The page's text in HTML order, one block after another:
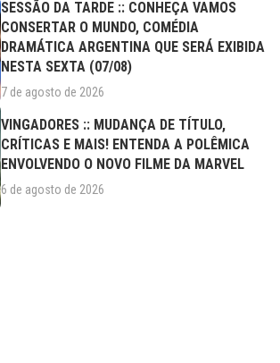
SESSÃO DA TARDE :: CONHEÇA VAMOS
CONSERTAR O MUNDO, COMÉDIA
DRAMÁTICA ARGENTINA QUE SERÁ EXIBIDA
NESTA SEXTA (07/08)
7 de agosto de 2026
VINGADORES :: MUDANÇA DE TÍTULO,
CRÍTICAS E MAIS! ENTENDA A POLÊMICA
ENVOLVENDO O NOVO FILME DA MARVEL
6 de agosto de 2026